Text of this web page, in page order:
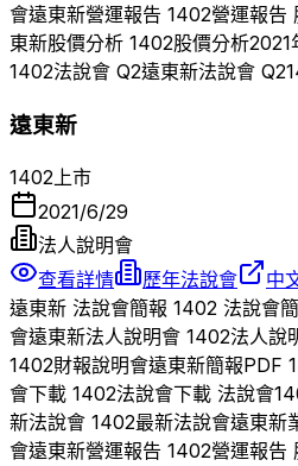
會遠東新營運報告 1402營運報告
東新股價分析 1402股價分析2021
1402法說會 Q2遠東新法說會 Q2
遠東新
1402 上市
2021/6/29
法人說明會
查看詳情
歷年法說會 中
遠東新 法說會簡報 1402 法說會
會遠東新法人說明會 1402法人說
1402財報說明會遠東新簡報PDF
會下載 1402法說會下載 法說會
新法說會 1402最新法說會遠東新
會遠東新營運報告 1402營運報告